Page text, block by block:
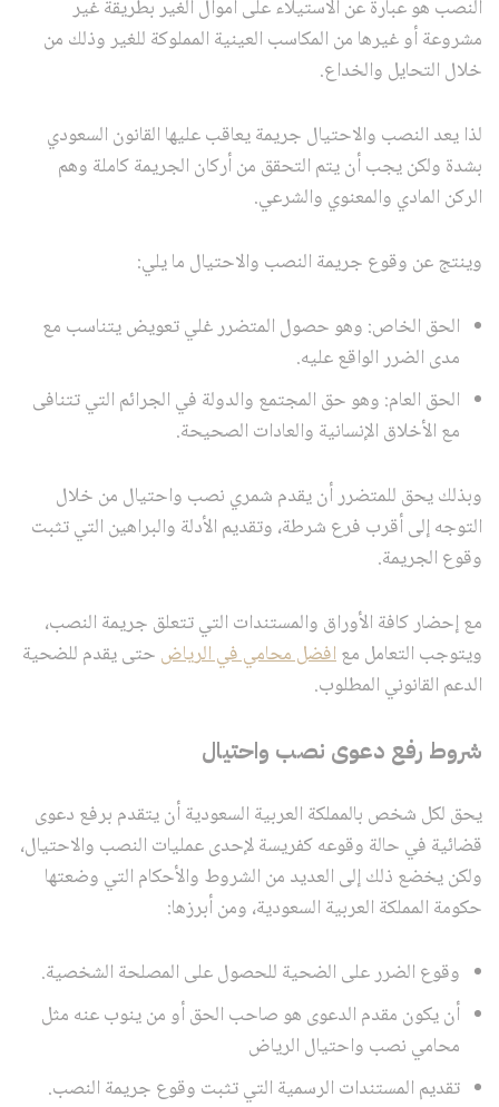
النصب هو عبارة عن الاستيلاء على أموال الغير بطريقة غير
مشروعة أو غيرها من المكاسب العينية المملوكة للغير وذلك من
خلال التحايل والخداع.
لذا يعد النصب والاحتيال جريمة يعاقب عليها القانون السعودي
بشدة ولكن يجب أن يتم التحقق من أركان الجريمة كاملة وهم
الركن المادي والمعنوي والشرعي.
وينتج عن وقوع جريمة النصب والاحتيال ما يلي:
الحق الخاص: وهو حصول المتضرر غلي تعويض يتناسب مع
مدى الضرر الواقع عليه.
الحق العام: وهو حق المجتمع والدولة في الجرائم التي تتنافى
مع الأخلاق الإنسانية والعادات الصحيحة.
وبذلك يحق للمتضرر أن يقدم شمري نصب واحتيال من خلال
التوجه إلى أقرب فرع شرطة، وتقديم الأدلة والبراهين التي تثبت
وقوع الجريمة.
مع إحضار كافة الأوراق والمستندات التي تتعلق جريمة النصب،
ويتوجب التعامل معافضل محامي في الرياض حتى يقدم للضحية
الدعم القانوني المطلوب.
شروط رفع دعوى نصب واحتيال
يحق لكل شخص بالمملكة العربية السعودية أن يتقدم برفع دعوى
قضائية في حالة وقوعه كفريسة لإحدى عمليات النصب والاحتيال،
ولكن يخضع ذلك إلى العديد من الشروط والأحكام التي وضعتها
حكومة المملكة العربية السعودية، ومن أبرزها:
وقوع الضرر على الضحية للحصول على المصلحة الشخصية.
أن يكون مقدم الدعوى هو صاحب الحق أو من ينوب عنه مثل
محامي نصب واحتيال الرياض
تقديم المستندات الرسمية التي تثبت وقوع جريمة النصب.